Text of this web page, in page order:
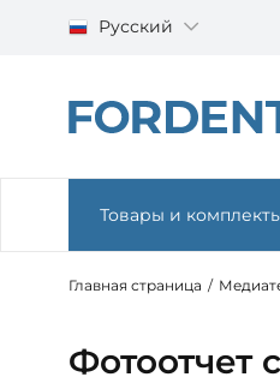
Русский
Товары и
Главная страница /
Фотоотчет